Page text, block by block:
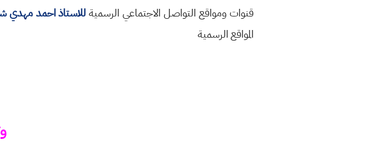
قنوات ومواقع التواصل الاجتماعي الرسميةللاستاذ احمد مهدي
المواقع الرسمية